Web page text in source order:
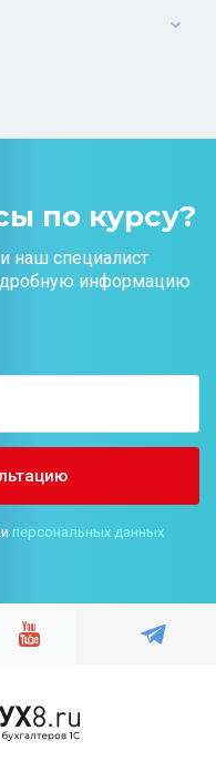
по курсу?
наш специалист
информацию
персональных данных